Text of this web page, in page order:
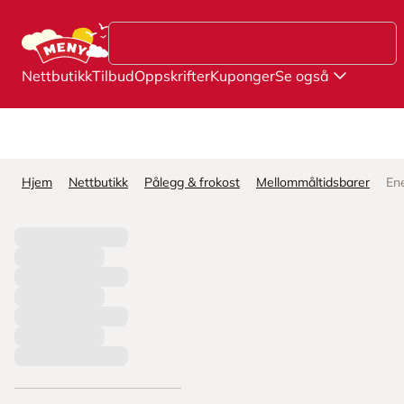
NettbutikkTilbudOppskrifterKupongerSe også
Hjem Nettbutikk Pålegg & frokost Mellommåltidsbarer